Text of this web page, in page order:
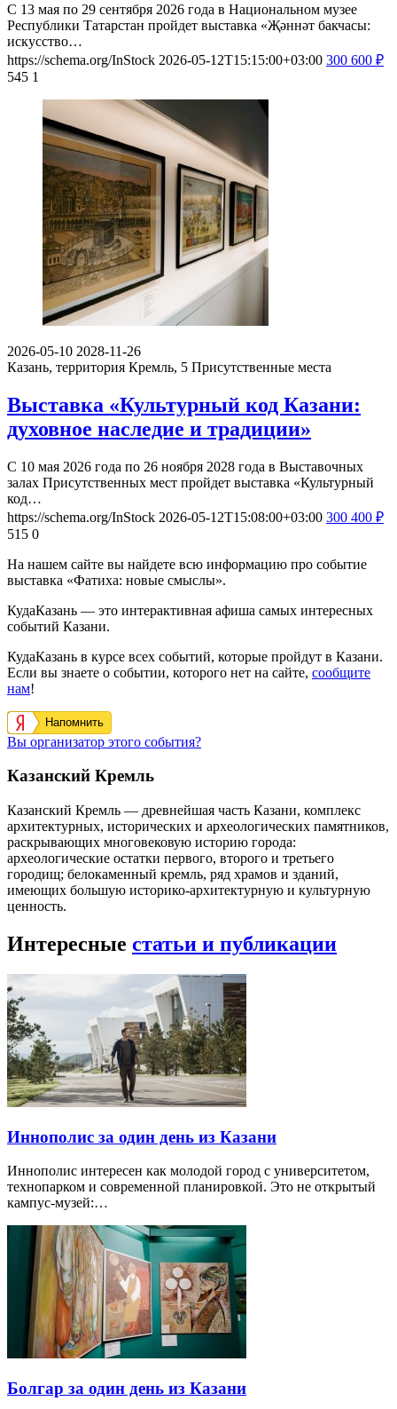
С 13 мая по 29 сентября 2026 года в Национальном музее
Республики Татарстан пройдет выставка «Җәннәт бакчасы:
искусство…
https://schema.org/InStock 2026-05-12T15:15:00+03:00 300 600 ₽
545 1
2026-05-10 2028-11-26
Казань, территория Кремль, 5 Присутственные места
Выставка «Культурный код Казани:
духовное наследие и традиции»
С 10 мая 2026 года по 26 ноября 2028 года в Выставочных
залах Присутственных мест пройдет выставка «Культурный
код…
https://schema.org/InStock 2026-05-12T15:08:00+03:00 300 400 ₽
515 0
На нашем сайте вы найдете всю информацию про событие
выставка «Фатиха: новые смыслы».
КудаКазань — это интерактивная афиша самых интересных
событий Казани.
КудаКазань в курсе всех событий, которые пройдут в Казани.
Если вы знаете о событии, которого нет на сайте, сообщите
нам!
Напомнить
Вы организатор этого события?
Казанский Кремль
Казанский Кремль — древнейшая часть Казани, комплекс
архитектурных, исторических и археологических памятников,
раскрывающих многовековую историю города:
археологические остатки первого, второго и третьего
городищ; белокаменный кремль, ряд храмов и зданий,
имеющих большую историко-архитектурную и культурную
ценность.
Интересные статьи и публикации
Иннополис за один день из Казани
Иннополис интересен как молодой город с университетом,
технопарком и современной планировкой. Это не открытый
кампус-музей:…
Болгар за один день из Казани